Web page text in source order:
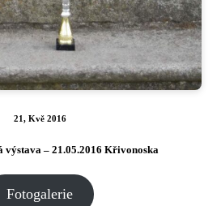
21, Kvě 2016
výstava – 21.05.2016 Křivonoska
Fotogalerie